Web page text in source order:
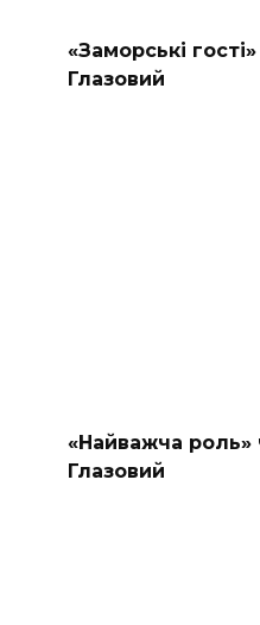
«Заморські
Глазовий
«Найважча роль»
Глазовий